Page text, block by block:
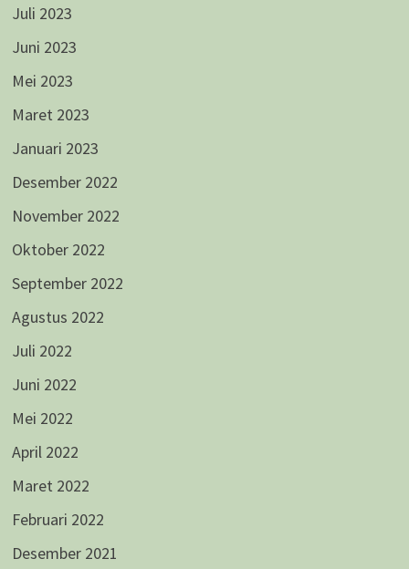
Juli 2023
Juni 2023
Mei 2023
Maret 2023
Januari 2023
Desember 2022
November 2022
Oktober 2022
September 2022
Agustus 2022
Juli 2022
Juni 2022
Mei 2022
April 2022
Maret 2022
Februari 2022
Desember 2021